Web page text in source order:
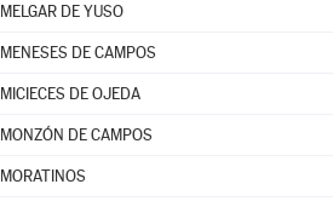
MELGAR DE YUSO
MENESES DE CAMPOS
MICIECES DE OJEDA
MONZÓN DE CAMPOS
MORATINOS